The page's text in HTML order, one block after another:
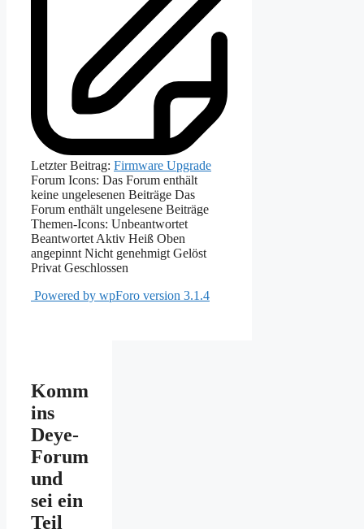
Letzter Beitrag: Firmware Upgrade
Forum Icons: Das Forum enthält
keine ungelesenen Beiträge Das
Forum enthält ungelesene Beiträge
Themen-Icons: Unbeantwortet
Beantwortet Aktiv Heiß Oben
angepinnt Nicht genehmigt Gelöst
Privat Geschlossen
Powered by wpForo version 3.1.4
Komm
ins
Deye-
Forum
und
sei ein
Teil